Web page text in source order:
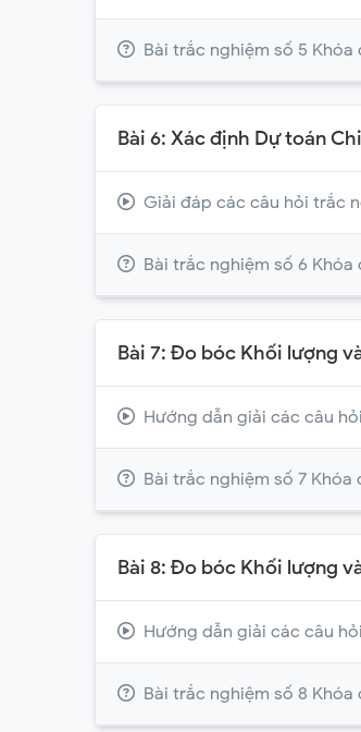
Bài trắc nghiệm số 5
Bài 6: Xác định Dự toán
Giải đáp các câu hỏi trắc
Bài trắc nghiệm số 6
Bài 7: Đo bóc Khối lượng
Hướng dẫn giải các câu
Bài trắc nghiệm số 7
Bài 8: Đo bóc Khối lượng
Hướng dẫn giải các câu
Bài trắc nghiệm số 8